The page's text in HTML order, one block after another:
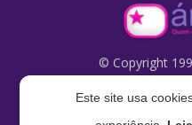
Este site usa
© Copyright